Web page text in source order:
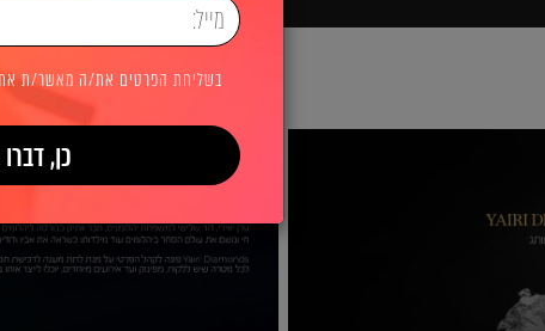
בשליחת הפרטים את/ה מאשר/ת
כן,